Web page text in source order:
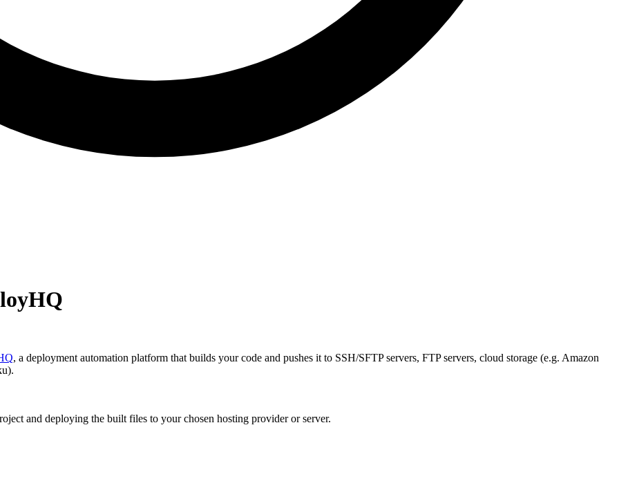
, a deployment automation platform that builds your code and pushes it to SSH/SFTP servers, FTP servers, cloud storage (e.g. Amazon
and deploying the built files to your chosen hosting provider or server.